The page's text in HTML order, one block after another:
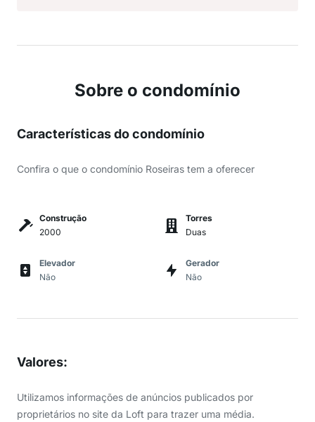
Sobre o condomínio
Características do condomínio
Confira o que o condomínio Roseiras tem a oferecer
Construção
2000
Torres
Duas
Elevador
Não
Gerador
Não
Valores:
Utilizamos informações de anúncios publicados por
proprietários no site da Loft para trazer uma média.